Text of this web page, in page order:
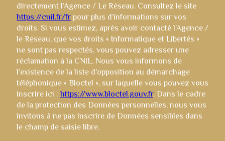
directement l’Agence / Le Réseau. Consultez le site
https://cnil.fr/frpour plus d’informations sur vos
droits. Si vous estimez, après avoir contacté l'Agence /
le Réseau, que vos droits « Informatique et Libertés »
ne sont pas respectés, vous pouvez adresser une
réclamation à la CNIL. Nous vous informons de
l’existence de la liste d'opposition au démarchage
téléphonique « Bloctel », sur laquelle vous pouvez vous
inscrire ici :https://www.bloctel.gouv.fr. Dans le cadre
de la protection des Données personnelles, nous vous
invitons à ne pas inscrire de Données sensibles dans
le champ de saisie libre.